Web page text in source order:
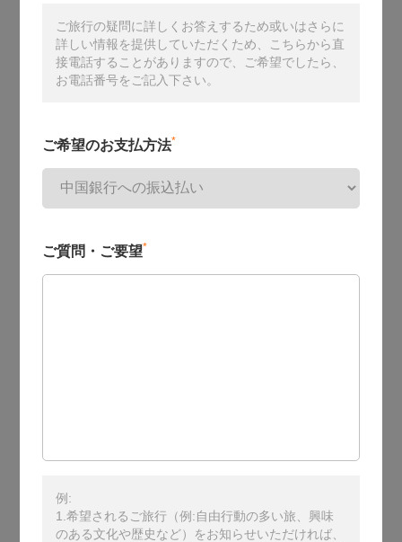
ご旅行の疑問に詳しくお答えするため或いはさらに
詳しい情報を提供していただくため、こちらから直
接電話することがありますので、ご希望でしたら、
お電話番号をご記入下さい。
ご希望のお支払方法*
ご質問・ご要望*
例:
1.希望されるご旅行（例:自由行動の多い旅、興味
のある文化や歴史など）をお知らせいただければ、